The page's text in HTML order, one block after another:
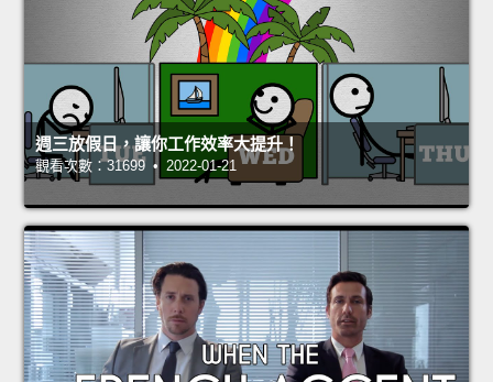
週三放假日，讓你工作效率大提升！
觀看次數：31699 • 2022-01-21